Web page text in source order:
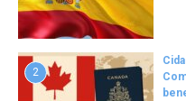
2